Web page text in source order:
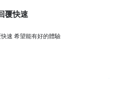
覆快速
速 希望能有好的體驗